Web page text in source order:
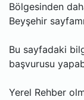
Bölgesinden
Beyşehir
Bu sayfadaki
başvurusu
Yerel Rehber